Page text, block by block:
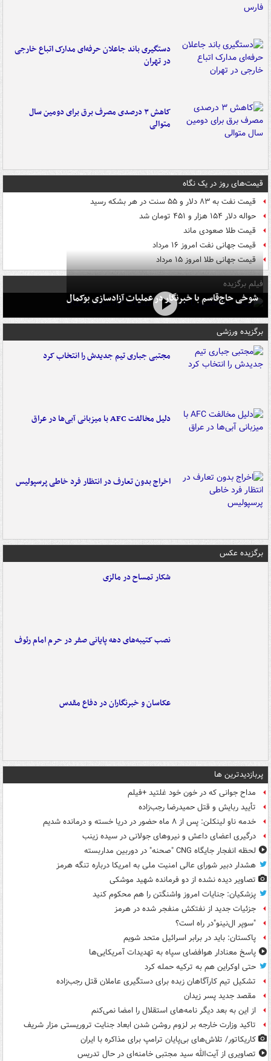
دستگیری باند جاعلان حرفه‌ای مدارک اتباع خارجی
در تهران
کاهش ۳ درصدی مصرف برق برای دومین سال
متوالی
قیمت‌های روز در یک نگاه
قیمت نفت به ۸۳ دلار و ۵۵ سنت در هر بشکه رسید
حواله دلار ۱۵۴ هزار و ۴۵۱ تومان شد
قیمت طلا صعودی ماند
قیمت جهانی نفت امروز ۱۶ مرداد
قیمت جهانی طلا امروز ۱۵ مرداد
فیلم برگزیده
شوخی حاج‌قاسم با خبرنگار در عملیات آزادسازی بوکمال
برگزیده ورزشی
مجتبی جباری تیم جدیدش را انتخاب کرد
دلیل مخالفت AFC با میزبانی آبی‌ها در عراق
اخراج بدون تعارف در انتظار فرد خاطی پرسپولیس
برگزیده عکس
شکار تمساح در مالزی
نصب کتیبه‌های دهه پایانی صفر در حرم امام رئوف
عکاسان و خبرنگاران در دفاع مقدس
پربازدیدترین ها
مداح جوانی که در خون خود غلتید +فیلم
تأیید ربایش و قتل حمیدرضا رجب‌زاده
خدمه ناو لینکلن: پس از ۸ ماه حضور در دریا خسته و درمانده‌ شدیم
درگیری اعضای داعش و نیروهای جولانی در سیده زینب
لحظه انفجار جایگاه CNG "صحنه" در دوربین مداربسته
هشدار دبیر شورای عالی امنیت ملی به امریکا درباره تنگه هرمز
تصاویر دیده‌ نشده از دو فرمانده شهید موشکی
پزشکیان: جنایات امروز واشنگتن را هم محکوم کنید
جزئیات جدید از نفتکش منفجر شده در هرمز
"سوپر ال‌نینو"در راه است؟
پاکستان: باید در برابر اسرائیل متحد شویم
پاسخ معنادار هوافضای سپاه به تهدیدات آمریکایی‌ها
حتی اوکراین هم به ترکیه حمله کرد
تشکیل تیم کارآگاهان زبده برای دستگیری عاملان قتل رجب‌زاده
مقصد جدید پسر زیدان
از این به بعد دیگر نامه‌های استقلال را امضا نمی‌کنم
تاکید وزارت خارجه بر لزوم روشن شدن ابعاد جنایت تروریستی مزار شریف
کاریکاتور/ تلاش‌های بی‌پایان ترامپ برای مذاکره با ایران
تصاویری از آیت‌الله سید مجتبی خامنه‌ای در حال تدریس